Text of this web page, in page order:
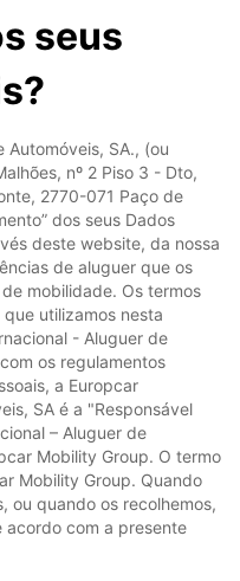
seus
Automóveis, SA., (ou
nº 2 Piso 3 - Dto,
2770-071 Paço de
dos seus Dados
deste website, da nossa
de aluguer que os
mobilidade. Os termos
utilizamos nesta
- Aluguer de
os regulamentos
a Europcar
SA é a "Responsável
– Aluguer de
Mobility Group. O termo
Mobility Group. Quando
ou quando os recolhemos,
com a presente